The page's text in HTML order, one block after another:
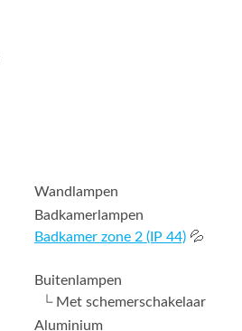
Wandlampen
Badkamerlampen
Badkamer zone 2 (IP 44) 💦
Buitenlampen
└ Met schemerschakelaar
Aluminium